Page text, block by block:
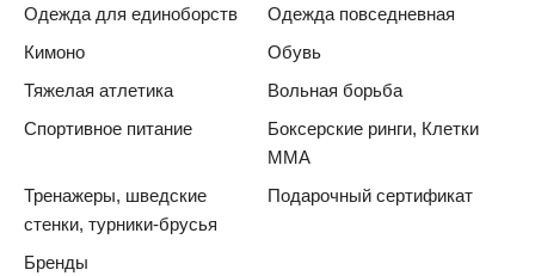
Одежда для единоборств
Одежда повседневная
Кимоно
Обувь
Тяжелая атлетика
Вольная борьба
Спортивное питание
Боксерские ринги, Клетки
ММА
Тренажеры, шведские
стенки, турники-брусья
Подарочный сертификат
Бренды